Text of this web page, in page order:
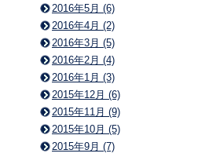
2016年5月 (6)
2016年4月 (2)
2016年3月 (5)
2016年2月 (4)
2016年1月 (3)
2015年12月 (6)
2015年11月 (9)
2015年10月 (5)
2015年9月 (7)